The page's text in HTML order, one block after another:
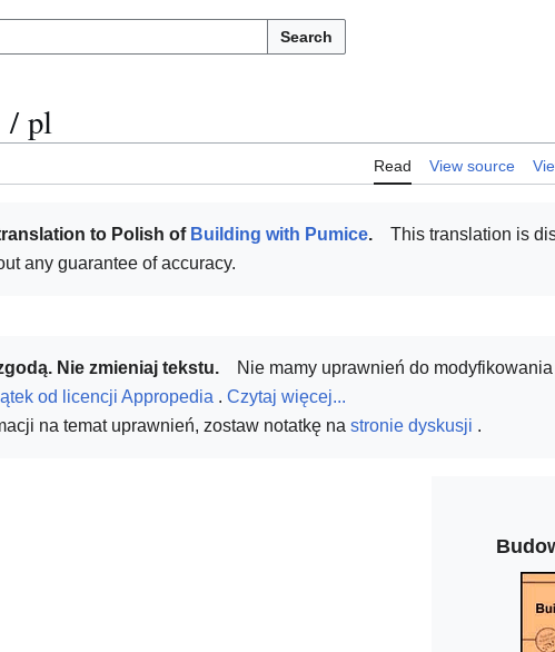
Search
/ pl
Read View source
to Polish of Building with Pumice.
This translation is
any guarantee of accuracy.
Nie zmieniaj tekstu.
Nie mamy uprawnień do
od licencji Appropedia . Czytaj więcej...
na temat uprawnień, zostaw notatkę na stronie dyskusji .